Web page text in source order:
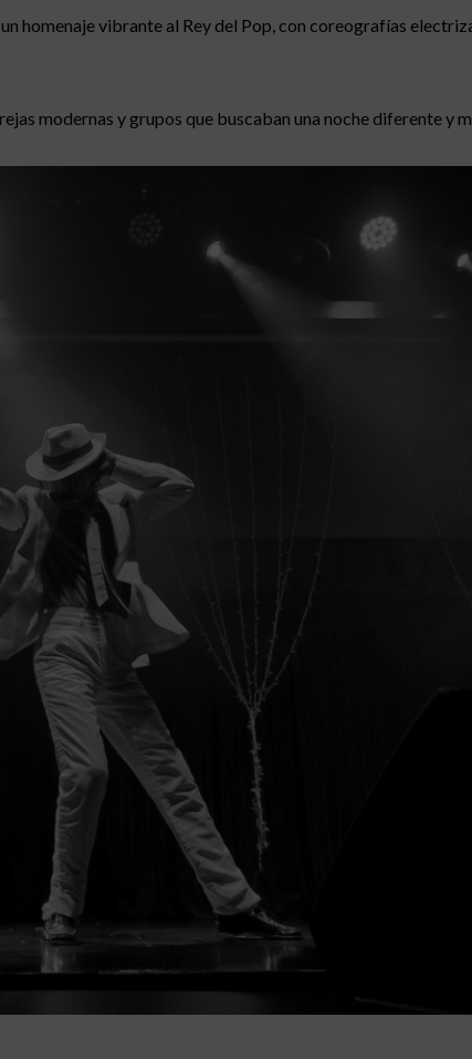
homenaje vibrante al Rey del Pop, con coreografías
modernas y grupos que buscaban una noche diferente y